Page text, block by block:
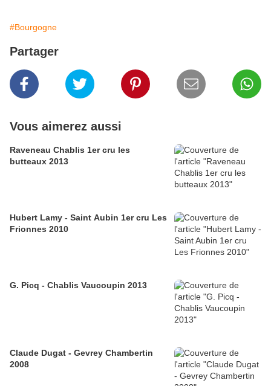
#Bourgogne
Partager
Vous aimerez aussi
Raveneau Chablis 1er cru les
butteaux 2013
Hubert Lamy - Saint Aubin 1er cru Les
Frionnes 2010
G. Picq - Chablis Vaucoupin 2013
Claude Dugat - Gevrey Chambertin
2008